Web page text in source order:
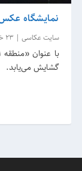
نمایشگاه
سایت عکاسی | 23 خرداد 1399
گشایش می‌یابد.